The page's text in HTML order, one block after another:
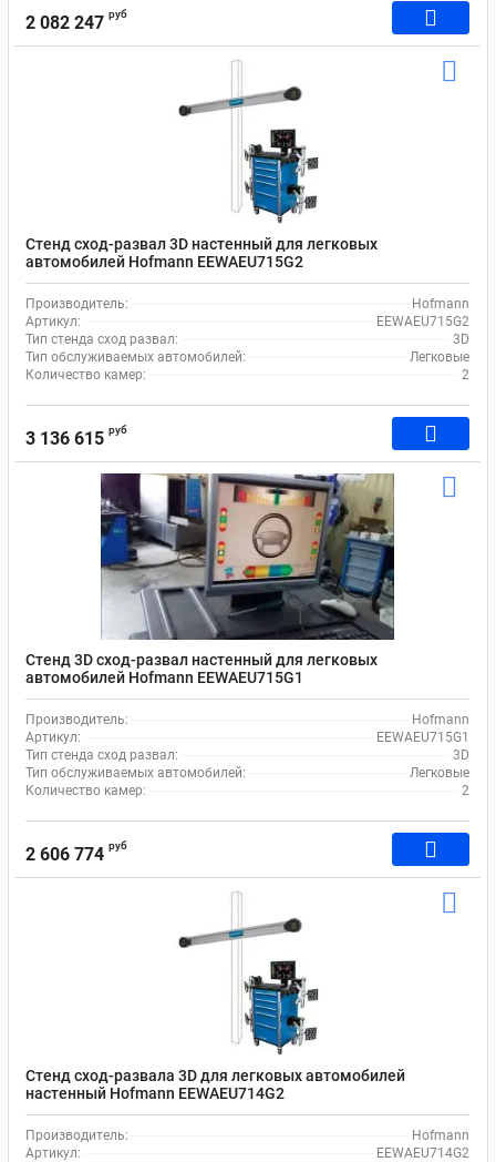
2 082 247 руб
Стенд сход-развал 3D настенный для легковых
автомобилей Hofmann EEWAEU715G2
Производитель:
Hofmann
Артикул:
EEWAEU715G2
Тип стенда сход развал:
3D
Тип обслуживаемых автомобилей:
Легковые
Количество камер:
2
3 136 615 руб
Стенд 3D сход-развал настенный для легковых
автомобилей Hofmann EEWAEU715G1
Производитель:
Hofmann
Артикул:
EEWAEU715G1
Тип стенда сход развал:
3D
Тип обслуживаемых автомобилей:
Легковые
Количество камер:
2
2 606 774 руб
Стенд сход-развала 3D для легковых автомобилей
настенный Hofmann EEWAEU714G2
Производитель:
Hofmann
Артикул:
EEWAEU714G2